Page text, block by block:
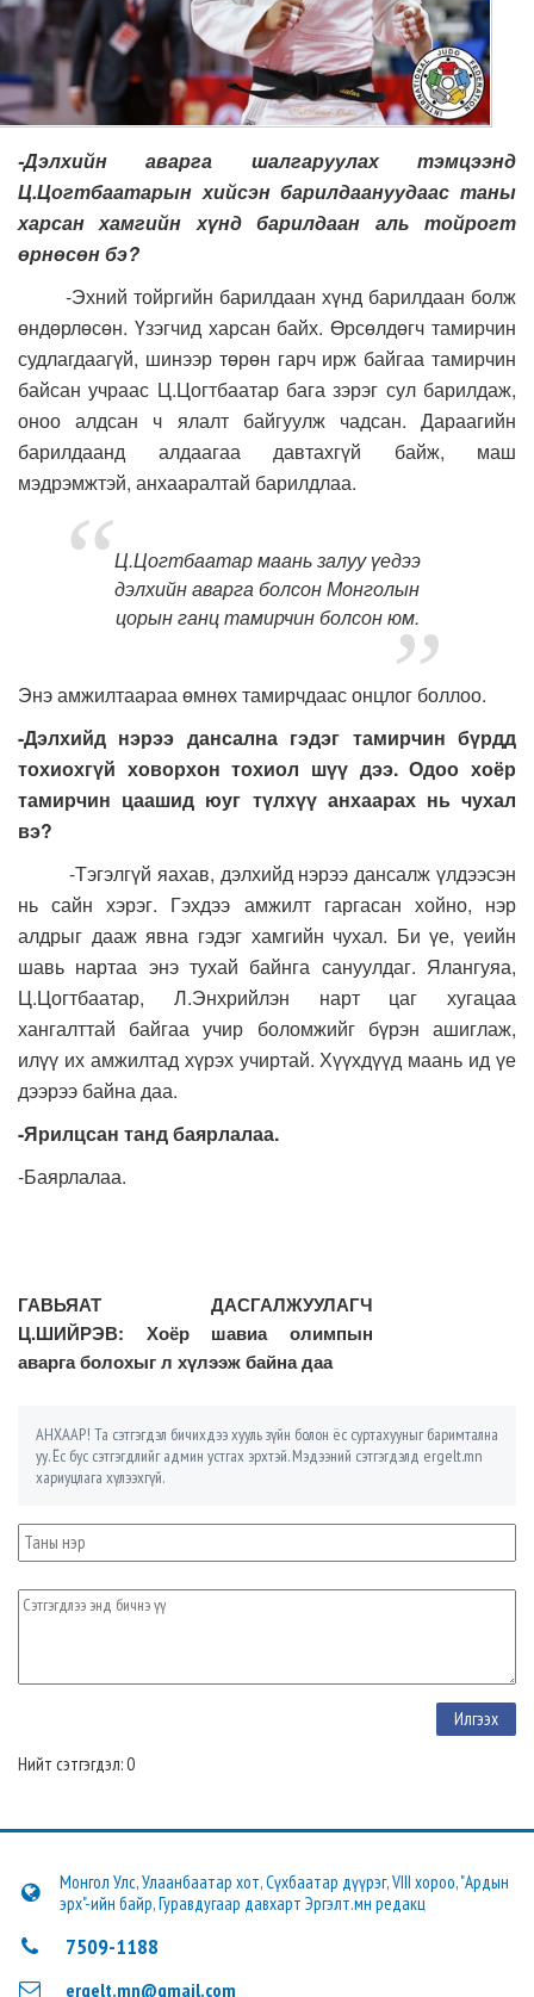
-Дэлхийн аварга шалгаруулах тэмцээнд
Ц.Цогтбаатарын хийсэн барилдаануудаас таны
харсан хамгийн хүнд барилдаан аль тойрогт
өрнөсөн бэ?
-Эхний тойргийн барилдаан хүнд барилдаан болж
өндөрлөсөн. Үзэгчид харсан байх. Өрсөлдөгч тамирчин
судлагдаагүй, шинээр төрөн гарч ирж байгаа тамирчин
байсан учраас Ц.Цогтбаатар бага зэрэг сул барилдаж,
оноо алдсан ч ялалт байгуулж чадсан. Дараагийн
барилдаанд алдаагаа давтахгүй байж, маш
мэдрэмжтэй, анхааралтай барилдлаа.
Ц.Цогтбаатар маань залуу үедээ
дэлхийн аварга болсон Монголын
цорын ганц тамирчин болсон юм.
Энэ амжилтаараа өмнөх тамирчдаас онцлог боллоо.
-Дэлхийд нэрээ дансална гэдэг тамирчин бүрдд
тохиохгүй ховорхон тохиол шүү дээ. Одоо хоёр
тамирчин цаашид юуг түлхүү анхаарах нь чухал
вэ?
-Тэгэлгүй яахав, дэлхийд нэрээ дансалж үлдээсэн
нь сайн хэрэг. Гэхдээ амжилт гаргасан хойно, нэр
алдрыг дааж явна гэдэг хамгийн чухал. Би үе, үеийн
шавь нартаа энэ тухай байнга сануулдаг. Ялангуяа,
Ц.Цогтбаатар, Л.Энхрийлэн нарт цаг хугацаа
хангалттай байгаа учир боломжийг бүрэн ашиглаж,
илүү их амжилтад хүрэх учиртай. Хүүхдүүд маань ид үе
дээрээ байна даа.
-Ярилцсан танд баярлалаа.
-Баярлалаа.
ГАВЬЯАТ ДАСГАЛЖУУЛАГЧ
Ц.ШИЙРЭВ: Хоёр шавиа олимпын
аварга болохыг л хүлээж байна даа
АНХААР! Та сэтгэгдэл бичихдээ хууль зүйн болон ёс суртахууныг баримтална
уу. Ёс бус сэтгэгдлийг админ устгах эрхтэй. Мэдээний сэтгэгдэлд ergelt.mn
хариуцлага хүлээхгүй.
Нийт сэтгэгдэл: 0
Монгол Улс, Улаанбаатар хот, Сүхбаатар дүүрэг, VIII хороо, "Ардын
эрх"-ийн байр, Гуравдугаар давхарт Эргэлт.мн редакц
7509-1188
ergelt.mn@gmail.com